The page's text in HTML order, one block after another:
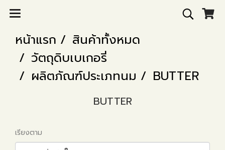
หน้าแรก
สินค้าทั้งหมด
วัตถุดิบเบเกอรี่
ผลิตภัณฑ์ประเภทนม
BUTTER
BUTTER
เรียงตาม